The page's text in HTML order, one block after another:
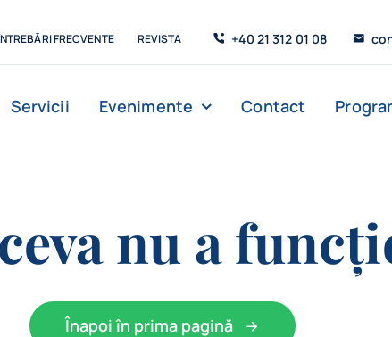
FRECVENTE REVISTA +40 21 312 01 08
Servicii Evenimente Contact
nu a
Înapoi în prima pagină